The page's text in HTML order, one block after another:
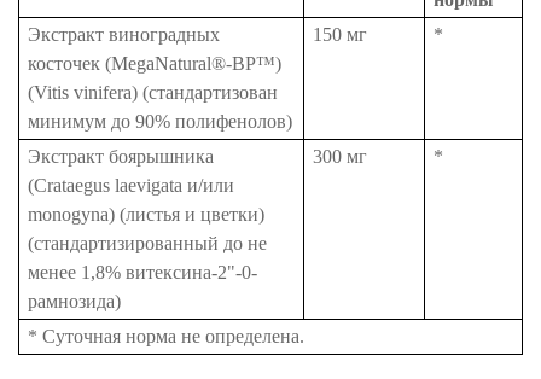
Экстракт виноградных
косточек (MegaNatural®-BP™)
(Vitis vinifera) (стандартизован
минимум до 90% полифенолов)
150 мг *
Экстракт боярышника
(Crataegus laevigata и/или
monogyna) (листья и цветки)
(стандартизированный до не
менее 1,8% витексина-2"-0-
рамнозида)
300 мг *
* Суточная норма не определена.